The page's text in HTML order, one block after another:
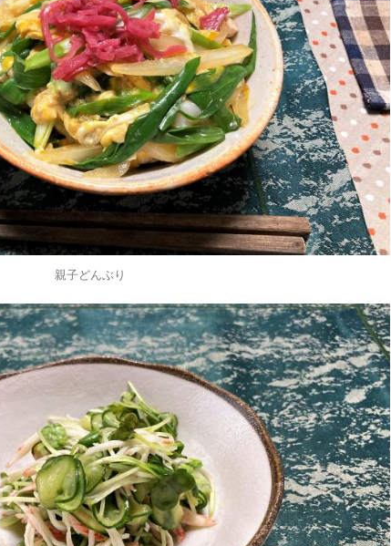
親子どんぶり